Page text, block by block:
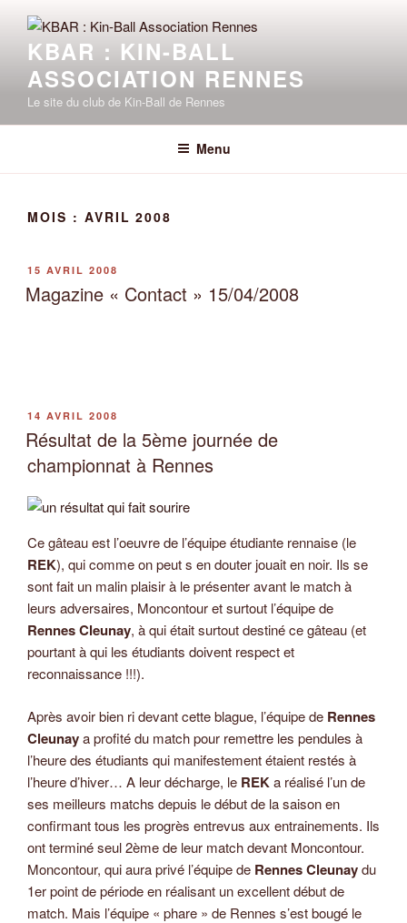
contenu
principal
KBAR : KIN-BALL
ASSOCIATION RENNES
Le site du club de Kin-Ball de Rennes
Menu
MOIS : AVRIL 2008
PUBLIÉ
LE
15 AVRIL 2008
Magazine « Contact » 15/04/2008
PUBLIÉ
LE
14 AVRIL 2008
Résultat de la 5ème journée de
championnat à Rennes
Ce gâteau est l’oeuvre de l’équipe étudiante rennaise (le
REK), qui comme on peut s en douter jouait en noir. Ils se
sont fait un malin plaisir à le présenter avant le match à
leurs adversaires, Moncontour et surtout l’équipe de
Rennes Cleunay, à qui était surtout destiné ce gâteau (et
pourtant à qui les étudiants doivent respect et
reconnaissance !!!).
Après avoir bien ri devant cette blague, l’équipe de Rennes
Cleunaya profité du match pour remettre les pendules à
l’heure des étudiants qui manifestement étaient restés à
l’heure d’hiver… A leur décharge, le REKa réalisé l’un de
ses meilleurs matchs depuis le début de la saison en
confirmant tous les progrès entrevus aux entrainements. Ils
ont terminé seul 2ème de leur match devant Moncontour.
Moncontour, qui aura privé l’équipe de Rennes Cleunaydu
1er point de période en réalisant un excellent début de
match. Mais l’équipe « phare » de Rennes s’est bougé le